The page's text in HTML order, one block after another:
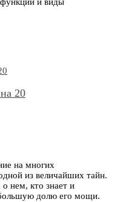
и виды
20
на многих
из величайших тайн.
нем, кто знает и
долю его мощи.